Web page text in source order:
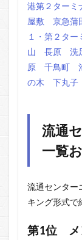
港第２ターミ
屋敷
京急蒲
１・第２ター
山
長原 洗
原
千鳥町
の木
下丸子
流通
一覧
流通センター
キング形式で
第1位